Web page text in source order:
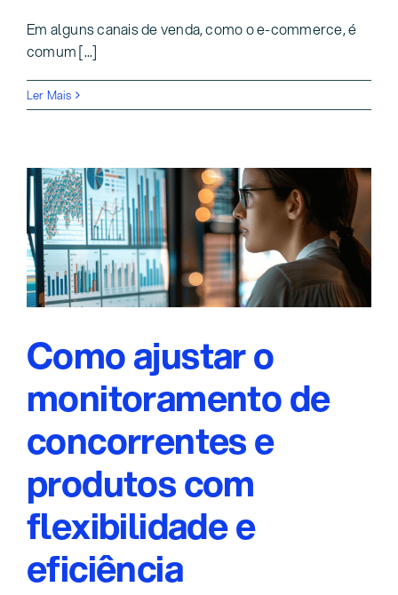
Em alguns canais de venda, como o e-commerce, é
comum [...]
Ler Mais
Como ajustar o
monitoramento de
concorrentes e
produtos com
flexibilidade e
eficiência